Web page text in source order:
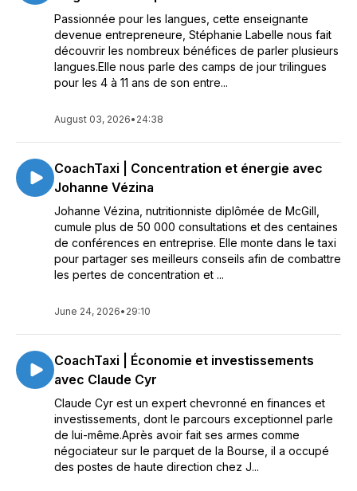
Passionnée pour les langues, cette enseignante
devenue entrepreneure, Stéphanie Labelle nous fait
découvrir les nombreux bénéfices de parler plusieurs
langues.Elle nous parle des camps de jour trilingues
pour les 4 à 11 ans de son entre...
August 03, 2026• 24:38
CoachTaxi | Concentration et énergie avec
Johanne Vézina
Johanne Vézina, nutritionniste diplômée de McGill,
cumule plus de 50 000 consultations et des centaines
de conférences en entreprise. Elle monte dans le taxi
pour partager ses meilleurs conseils afin de combattre
les pertes de concentration et ...
June 24, 2026• 29:10
CoachTaxi | Économie et investissements
avec Claude Cyr
Claude Cyr est un expert chevronné en finances et
investissements, dont le parcours exceptionnel parle
de lui-même.Après avoir fait ses armes comme
négociateur sur le parquet de la Bourse, il a occupé
des postes de haute direction chez J...